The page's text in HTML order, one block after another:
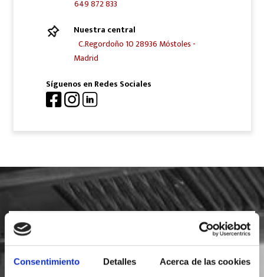
Consentimiento Detalles Acerca de las cookies
649 872 833
Nuestra central
C.Regordoño 10 28936 Móstoles -
Madrid
Síguenos en Redes Sociales
SOLICITA INFORMACIÓN